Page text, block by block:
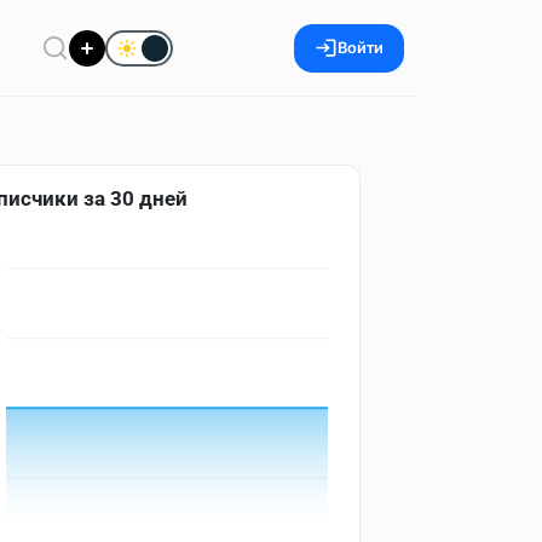
Войти
за 30 дней